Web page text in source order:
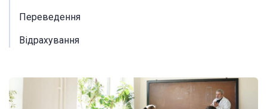
Переведення
Відрахування